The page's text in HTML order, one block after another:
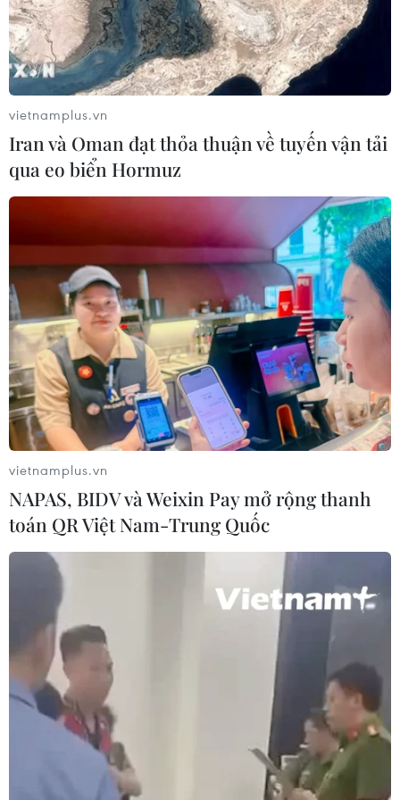
Mùa dâu Hạ Châu - trái cây
đặc sản của vùng đất Tây Đô
Thành phố Hồ Chí Minh siết kiểm
soát chặt chẽ thực phẩm tại các chợ
đầu mối
Giá vàng trong nước tăng nhẹ, SJC
lên ngưỡng 141 triệu đồng mỗi lượng
05/08/2026 02:25
Giá vàng ngày 5/8: Bảng giá tại các
công ty vàng bạc đá quý
Giá vàng thế giới tăng khoảng 1% khi
05/08/2026 01:18
Dầu thô chạm đáy ba tuần khi căng
thẳng tại eo biển Hormuz hạ nhiệt
05/08/2026 00:53
vietnamplus.vn
Iran và Oman đạt thỏa thuận về tuyến vận tải
qua eo biển Hormuz
vietnamplus.vn
NAPAS, BIDV và Weixin Pay mở rộng thanh
toán QR Việt Nam-Trung Quốc